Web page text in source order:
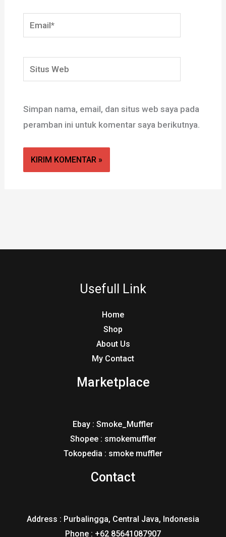
Email*
Situs
Web
Simpan nama, email, dan situs web saya pada
peramban ini untuk komentar saya berikutnya.
Usefull Link
Home
Shop
About Us
My Contact
Marketplace
Ebay : Smoke_Muffler
Shopee : smokemuffler
Tokopedia : smoke muffler
Contact
Address : Purbalingga, Central Java, Indonesia
Phone : +62 85641087907